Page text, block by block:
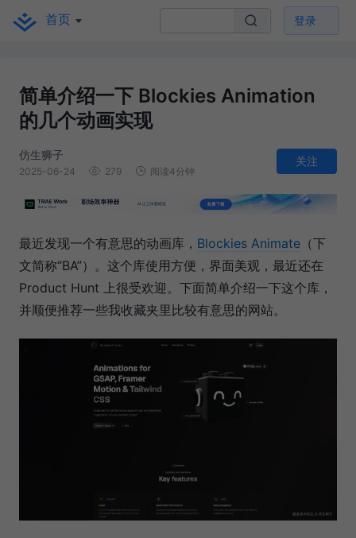
首页 登录
简单介绍一下 Blockies Animation
的几个动画实现
仿生狮子
2025-06-24 279 阅读4分钟
关注
最近发现一个有意思的动画库， Blockies Animate （下
文简称“BA”）。这个库使用方便，界面美观，最近还在
Product Hunt 上很受欢迎。下面简单介绍一下这个库，
并顺便推荐一些我收藏夹里比较有意思的网站。